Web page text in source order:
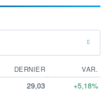
DERNIER
VAR.
29,03 +5,18%